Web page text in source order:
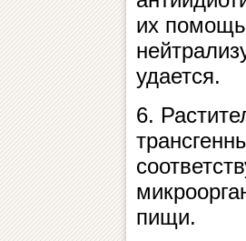
их
удается.
6.
пищи.